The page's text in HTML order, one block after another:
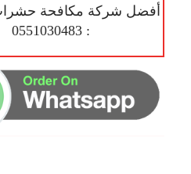
أفضل شركة مكافحة
: 0551030483